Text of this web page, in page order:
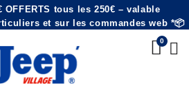
OFFERTS tous les 250€ – valable
et sur les commandes web *📦